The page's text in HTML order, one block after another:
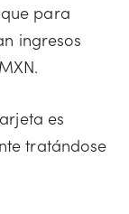
para
ingresos
es
tratándose